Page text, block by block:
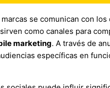
se comunican con
como canales para
marketing. A través de
específicas en